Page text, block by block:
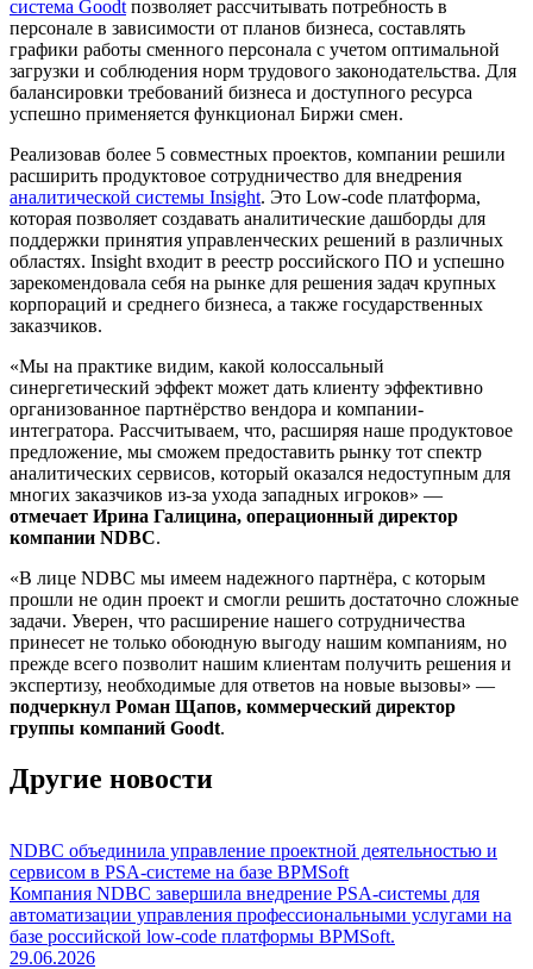
система Goodt позволяет рассчитывать потребность в
персонале в зависимости от планов бизнеса, составлять
графики работы сменного персонала с учетом оптимальной
загрузки и соблюдения норм трудового законодательства. Для
балансировки требований бизнеса и доступного ресурса
успешно применяется функционал Биржи смен.
Реализовав более 5 совместных проектов, компании решили
расширить продуктовое сотрудничество для внедрения
аналитической системы Insight. Это Low-code платформа,
которая позволяет создавать аналитические дашборды для
поддержки принятия управленческих решений в различных
областях. Insight входит в реестр российского ПО и успешно
зарекомендовала себя на рынке для решения задач крупных
корпораций и среднего бизнеса, а также государственных
заказчиков.
«Мы на практике видим, какой колоссальный
синергетический эффект может дать клиенту эффективно
организованное партнёрство вендора и компании-
интегратора. Рассчитываем, что, расширяя наше продуктовое
предложение, мы сможем предоставить рынку тот спектр
аналитических сервисов, который оказался недоступным для
многих заказчиков из-за ухода западных игроков» —
отмечает Ирина Галицина, операционный директор
компании NDBC.
‍«В лице NDBC мы имеем надежного партнёра, с которым
прошли не один проект и смогли решить достаточно сложные
задачи. Уверен, что расширение нашего сотрудничества
принесет не только обоюдную выгоду нашим компаниям, но
прежде всего позволит нашим клиентам получить решения и
экспертизу, необходимые для ответов на новые вызовы» —
подчеркнул Роман Щапов, коммерческий директор
группы компаний Goodt.
Другие новости
NDBC объединила управление проектной деятельностью и
сервисом в PSA-системе на базе BPMSoft
Компания NDBC завершила внедрение PSA-системы для
автоматизации управления профессиональными услугами на
базе российской low-code платформы BPMSoft.
29.06.2026